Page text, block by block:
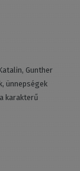
Gunther
ünnepségek
karakterű